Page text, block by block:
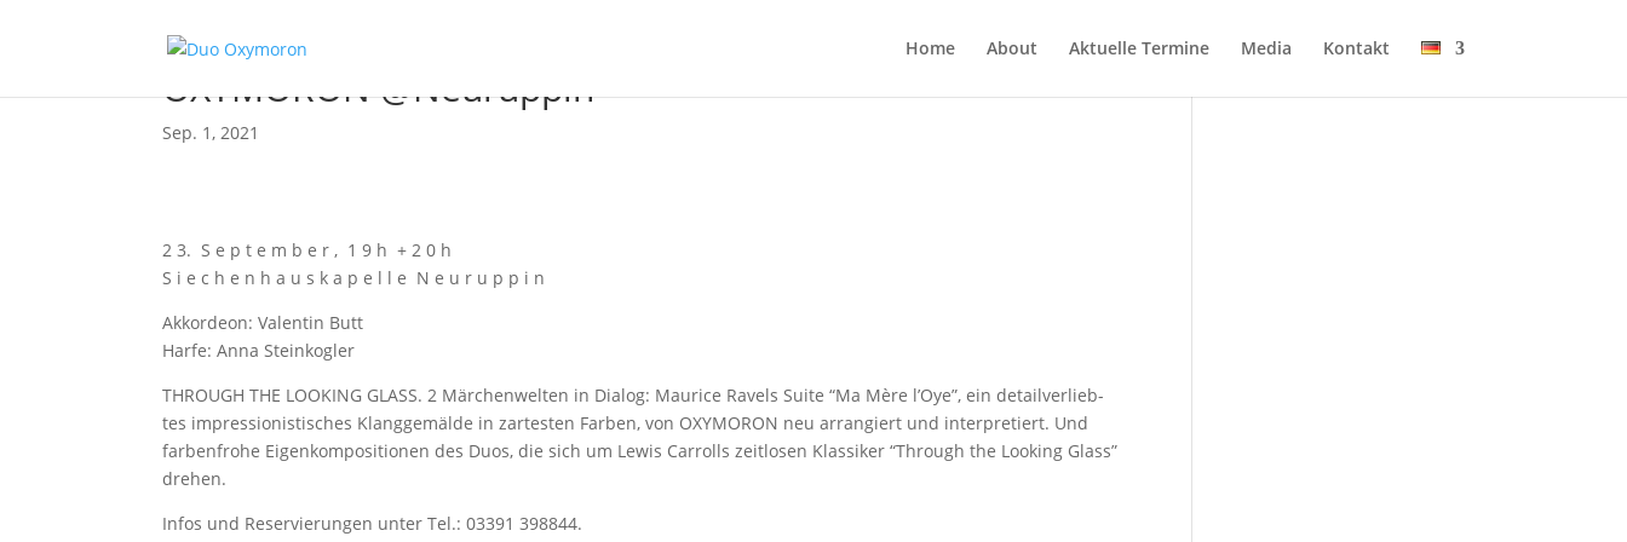
Home About Aktu­el­le Termine Media Kon­takt
OXYMORON @Neuruppin
Sep. 1, 2021
2 3. S e p t e m b e r , 1 9 h + 2 0 h
S i e c h e n h a u s k a p e l l e N e u r u p p i n
Akkor­de­on: Valen­tin Butt
Har­fe: Anna Steinkogler
THROUGH THE LOOKING GLASS. 2 Mär­chen­wel­ten in Dia­log: Mau­rice Ravels Suite “Ma Mère l’Oye”, ein detail­ver­lieb­
tes impres­sio­nis­ti­sches Klang­ge­mäl­de in zar­tes­ten Far­ben, von OXYMORON neu arran­giert und inter­pre­tiert. Und
far­ben­fro­he Eigen­kom­po­si­tio­nen des Duos, die sich um Lewis Car­rolls zeit­lo­sen Klas­si­ker “Through the Loo­king Glass”
drehen.
Infos und Reser­vie­run­gen unter Tel.: 03391 398844.